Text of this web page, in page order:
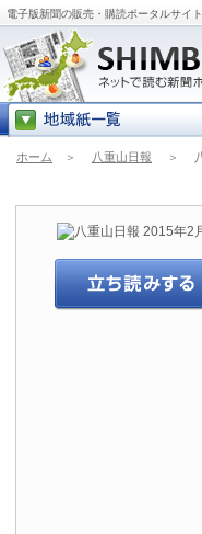
電子版新聞の販売・購読ポータルサイ
ホーム ＞ 八重山日報 ＞